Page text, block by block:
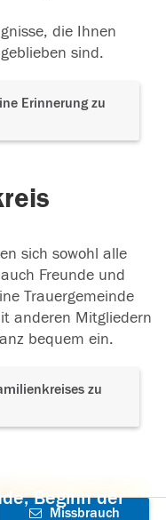
die Ihnen
sind.
Erinnerung zu
sich sowohl alle
Freunde und
Trauergemeinde
anderen Mitgliedern
bequem ein.
zu
Beginn der
Missbrauch